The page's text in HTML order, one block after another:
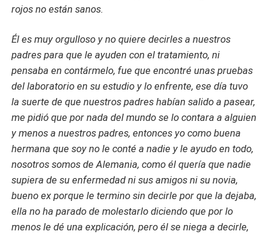
rojos no están sanos.
Él es muy orgulloso y no quiere decirles a nuestros
padres para que le ayuden con el tratamiento, ni
pensaba en contármelo, fue que encontré unas pruebas
del laboratorio en su estudio y lo enfrente, ese día tuvo
la suerte de que nuestros padres habían salido a pasear,
me pidió que por nada del mundo se lo contara a alguien
y menos a nuestros padres, entonces yo como buena
hermana que soy no le conté a nadie y le ayudo en todo,
nosotros somos de Alemania, como él quería que nadie
supiera de su enfermedad ni sus amigos ni su novia,
bueno ex porque le termino sin decirle por que la dejaba,
ella no ha parado de molestarlo diciendo que por lo
menos le dé una explicación, pero él se niega a decirle,